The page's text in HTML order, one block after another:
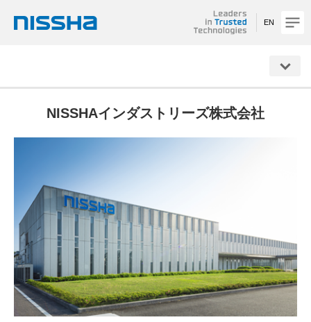
EN
NISSHAインダストリーズ株式会社